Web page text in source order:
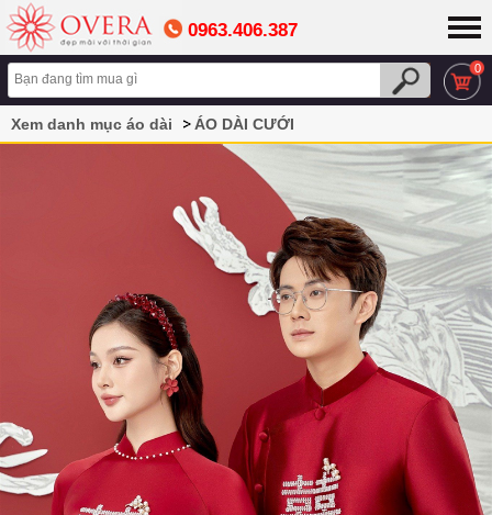
0963.406.387
0
Xem danh mục áo dài
ÁO DÀI CƯỚI
ÁO DÀI CƯỚI CẶP ĐÔI MÀU ĐỎ HOẠ TIẾT SONG HỶ